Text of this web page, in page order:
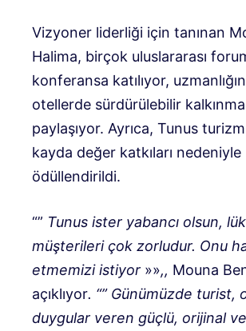
Vizyoner liderliği için tanınan
Halima, birçok uluslararası
konferansa katılıyor,
otellerde sürdürülebilir
paylaşıyor. Ayrıca, Tunus
kayda değer katkıları
ödüllendirildi.
“” Tunus ister yabancı olsun,
müşterileri çok zorludur. Onu
etmemizi istiyor »»,, Mouna
açıklıyor. “” Günümüzde turist,
duygular veren güçlü, orijinal